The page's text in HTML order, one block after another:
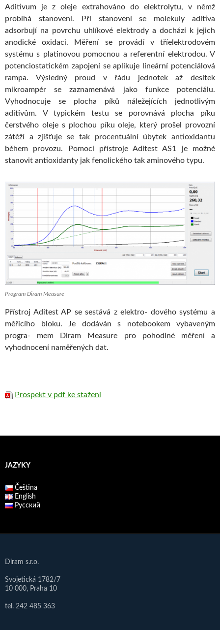
Aditivum je z oleje extrahováno do elektrolytu, v němž
probíhá stanovení. Při stanovení se molekuly aditiva
adsorbují na povrchu uhlíkové elektrody a dochází k jejich
anodické oxidaci. Měření se provádí v tříelektrodovém
systému s platinovou pomocnou a referentní elektrodou. V
potenciostatickém zapojení se aplikuje lineární potenciálová
rampa. Výsledný proud v řádu jednotek až desítek
mikroampér se zaznamenává jako funkce potenciálu.
Vyhodnocuje se plocha píků náležejících jednotlivým
aditivům. V typickém testu se porovnává plocha píku
čerstvého oleje s plochou píku oleje, který prošel provozní
zátěží a zjišťuje se tak procentuální úbytek antioxidantu
během provozu. Pomocí přístroje Aditest AS1 je možné
stanovit antioxidanty jak fenolického tak aminového typu.
Program Diram Measure
Přístroj Aditest AP se sestává z elektro- dového systému a
měřicího bloku. Je dodáván s notebookem vybaveným
progra- mem Diram Measure pro pohodlné měření a
vyhodnocení naměřených dat.
Prospekt v pdf ke stažení
JAZYKY
Čeština
English
Русский
Diram s.r.o.
Svojetická 1782/7
10 000, Praha 10
tel. 242 485 363